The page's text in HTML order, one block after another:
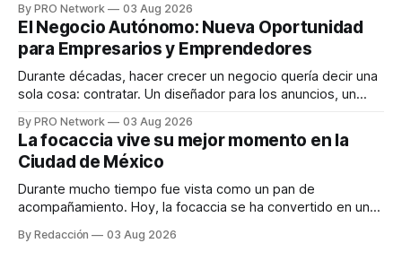
INTERIUS, el problema suele estar en otro lugar. Durante
una entrevista para el podcast SER PRO, el especialista en
marketing digital explicó que
By PRO Network 03 Aug 2026
El Negocio Autónomo: Nueva Oportunidad
para Empresarios y Emprendedores
Durante décadas, hacer crecer un negocio quería decir una
sola cosa: contratar. Un diseñador para los anuncios, un
para los textos, alguien que supiera de publicidad digital
para encontrar prospectos, un vendedor para atender
llamadas y mensajes, y —con suerte— una persona
By PRO Network 03 Aug 2026
La focaccia vive su mejor momento en la
Ciudad de México
Durante mucho tiempo fue vista como un pan de
acompañamiento. Hoy, la focaccia se ha convertido en uno
artesanal, ingredientes de calidad y experiencias que
By Redacción 03 Aug 2026